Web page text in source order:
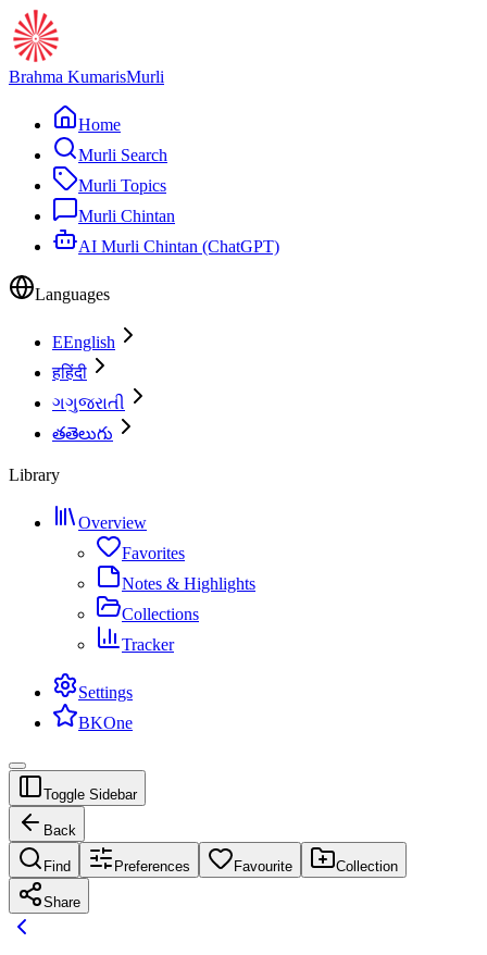
Brahma KumarisMurli
Home
Murli Search
Murli Topics
Murli Chintan
AI Murli Chintan (ChatGPT)
Languages
EEnglish
हहिंदी
ગગુજરાતી
తతెలుగు
Library
Overview
Favorites
Notes & Highlights
Collections
Tracker
Settings
BKOne
Toggle Sidebar
Back
Find Preferences Favourite Collection
Share